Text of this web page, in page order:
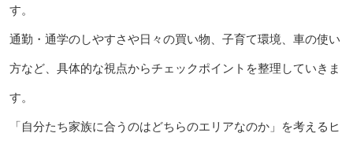
す。
通勤・通学のしやすさや日々の買い物、子育て環境、車の使い
方など、具体的な視点からチェックポイントを整理していきま
す。
「自分たち家族に合うのはどちらのエリアなのか」を考えるヒ